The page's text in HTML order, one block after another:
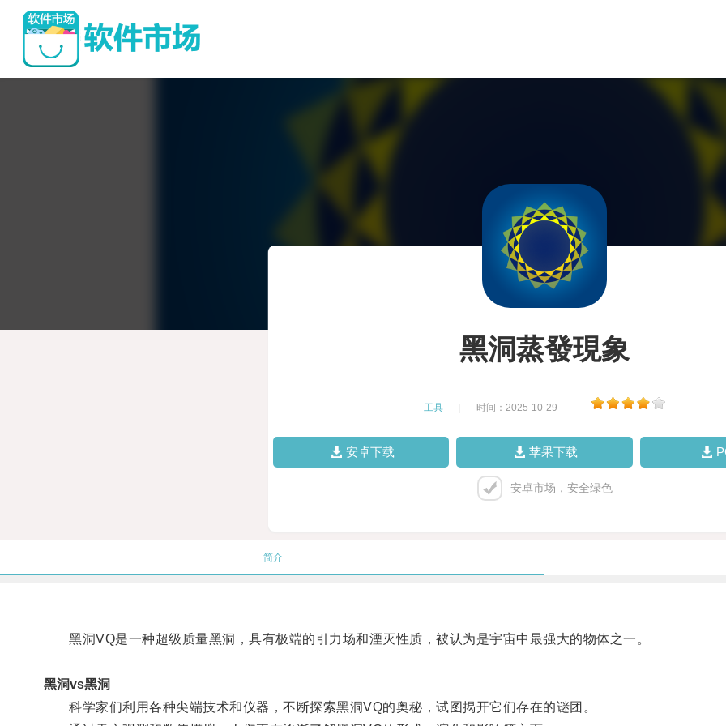
黑洞蒸發現象
工具 时间：2025-10-29
安卓下载 苹果下载
安卓市场，安全绿色
简介
黑洞VQ是一种超级质量黑洞，具有极端的引力场和湮灭性质，被认为是宇宙中最强大的物体之一。
黑洞vs黑洞
科学家们利用各种尖端技术和仪器，不断探索黑洞VQ的奥秘，试图揭开它们存在的谜团。